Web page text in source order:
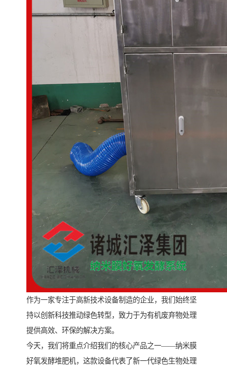
作为一家专注于高新技术设备制造的企业，我们始终坚
持以创新科技推动绿色转型，致力于为有机废弃物处理
提供高效、环保的解决方案。
今天，我们将重点介绍我们的核心产品之一——纳米膜
好氧发酵堆肥机，这款设备代表了新一代绿色生物处理